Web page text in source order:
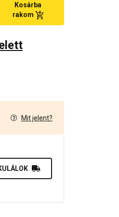
Kosárba
rakom
Mit jelent?